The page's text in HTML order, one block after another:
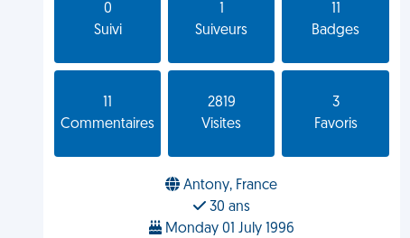
0
Suivi
Suiveurs
Badges
Commentaires
2819
Visites
3
Favoris
Antony, France
30 ans
Monday 01 July 1996